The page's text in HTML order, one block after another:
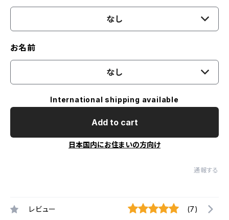
なし
お名前
なし
International shipping available
Add to cart
日本国内にお住まいの方向け
通報する
レビュー (7)